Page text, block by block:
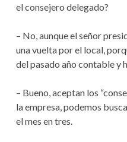
el consejero delegado?
– No, aunque el señor
una vuelta por el local,
del pasado año contable y
– Bueno, aceptan los
la empresa, podemos
el mes en tres.